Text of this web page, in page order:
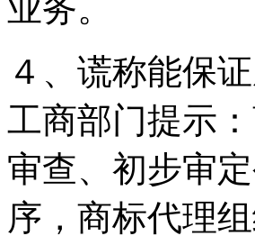
业务。
４、谎称能保
工商部门提示
审查、初步审
序，商标代理